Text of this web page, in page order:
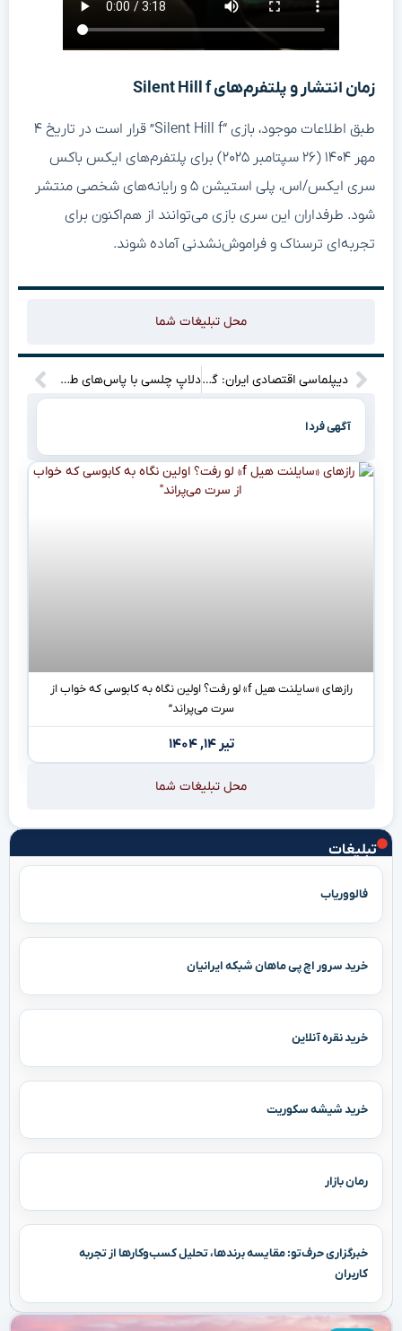
تبلیغات
فالووریاب
خرید سرور اچ پی ماهان شبکه ایرانیان
خرید نقره آنلاین
خرید شیشه سکوریت
رمان بازار
خبرگزاری حرف‌تو: مقایسه برندها، تحلیل کسب‌وکارها از تجربه
کاربران
زمان انتشار و پلتفرم‌های Silent Hill f
طبق اطلاعات موجود، بازی “Silent Hill f” قرار است در تاریخ ۴
مهر ۱۴۰۴ (۲۶ سپتامبر ۲۰۲۵) برای پلتفرم‌های ایکس باکس
سری ایکس/اس، پلی استیشن ۵ و رایانه‌های شخصی منتشر
شود. طرفداران این سری بازی می‌توانند از هم‌اکنون برای
تجربه‌ای ترسناک و فراموش‌نشدنی آماده شوند.
محل تبلیغات شما
دیپلماسی اقتصادی ایران: گام‌های طلایی برای تحکیم روابط همسایگی و رشد چندجانبه! دلاپِ چلسی با پاس‌های طلایی پالمر می‌درخشد؟
آگهی فردا
رازهای «سایلنت هیل f» لو رفت؟ اولین نگاه به کابوسی که خواب از
سرت می‌پراند”
تیر ۱۴, ۱۴۰۴
محل تبلیغات شما